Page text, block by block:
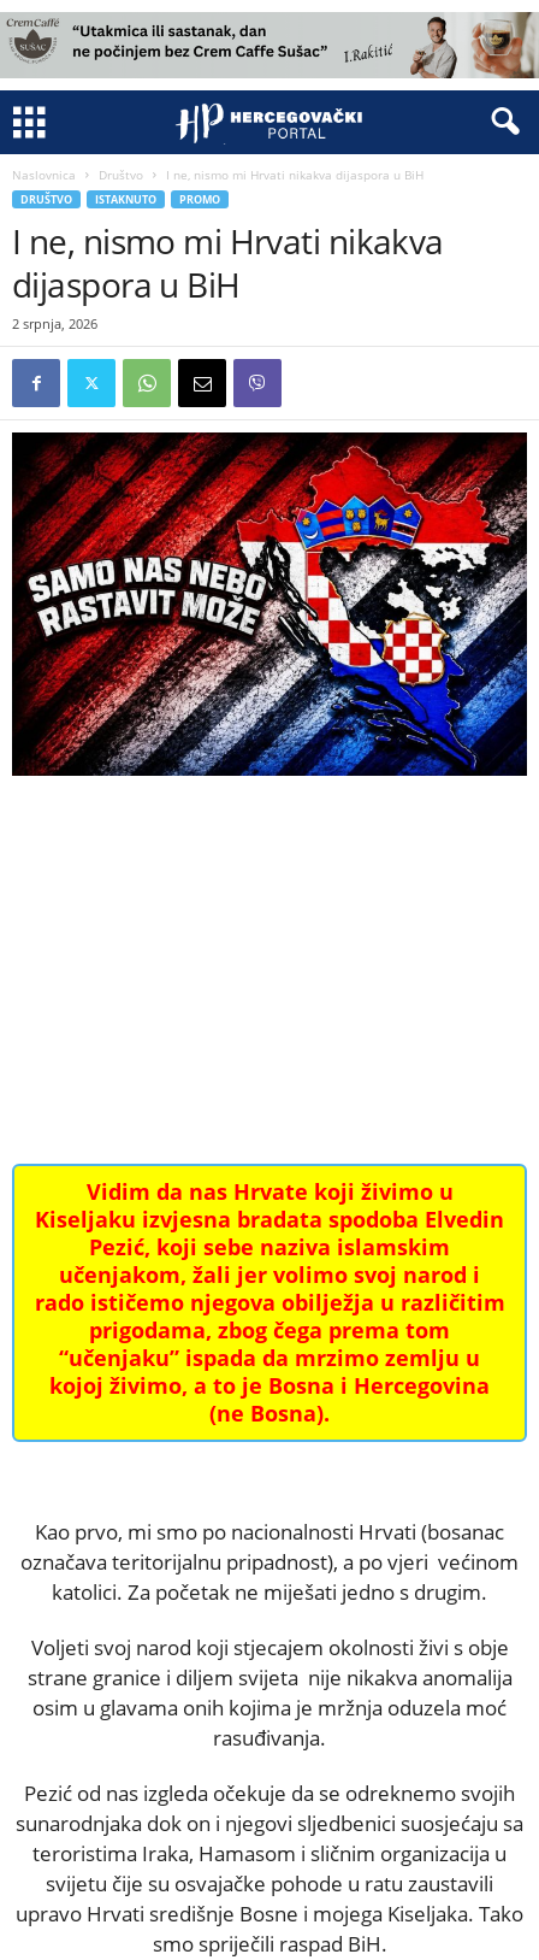
Naslovnica Društvo I ne, nismo mi Hrvati nikakva dijaspora u BiH
DRUŠTVO ISTAKNUTO PROMO
I ne, nismo mi Hrvati nikakva
dijaspora u BiH
2 srpnja, 2026
Vidim da nas Hrvate koji živimo u
Kiseljaku izvjesna bradata spodoba Elvedin
Pezić, koji sebe naziva islamskim
učenjakom, žali jer volimo svoj narod i
rado ističemo njegova obilježja u različitim
prigodama, zbog čega prema tom
“učenjaku” ispada da mrzimo zemlju u
kojoj živimo, a to je Bosna i Hercegovina
(ne Bosna).
Kao prvo, mi smo po nacionalnosti Hrvati (bosanac
označava teritorijalnu pripadnost), a po vjeri većinom
katolici. Za početak ne miješati jedno s drugim.
Voljeti svoj narod koji stjecajem okolnosti živi s obje
strane granice i diljem svijeta nije nikakva anomalija
osim u glavama onih kojima je mržnja oduzela moć
rasuđivanja.
Pezić od nas izgleda očekuje da se odreknemo svojih
sunarodnjaka dok on i njegovi sljedbenici suosjećaju sa
teroristima Iraka, Hamasom i sličnim organizacija u
svijetu čije su osvajačke pohode u ratu zaustavili
upravo Hrvati središnje Bosne i mojega Kiseljaka. Tako
smo spriječili raspad BiH.